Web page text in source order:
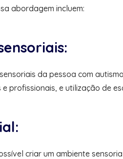
abordagem incluem:
da pessoa com
e utilização de
criar um ambiente